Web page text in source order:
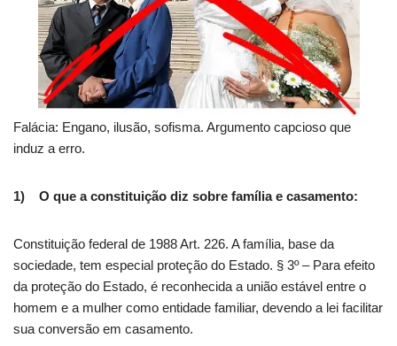
Falácia: Engano, ilusão, sofisma. Argumento capcioso que
induz a erro.
1) O que a constituição diz sobre família e casamento:
Constituição federal de 1988 Art. 226. A família, base da
sociedade, tem especial proteção do Estado. § 3º – Para efeito
da proteção do Estado, é reconhecida a união estável entre o
homem e a mulher como entidade familiar, devendo a lei facilitar
sua conversão em casamento.